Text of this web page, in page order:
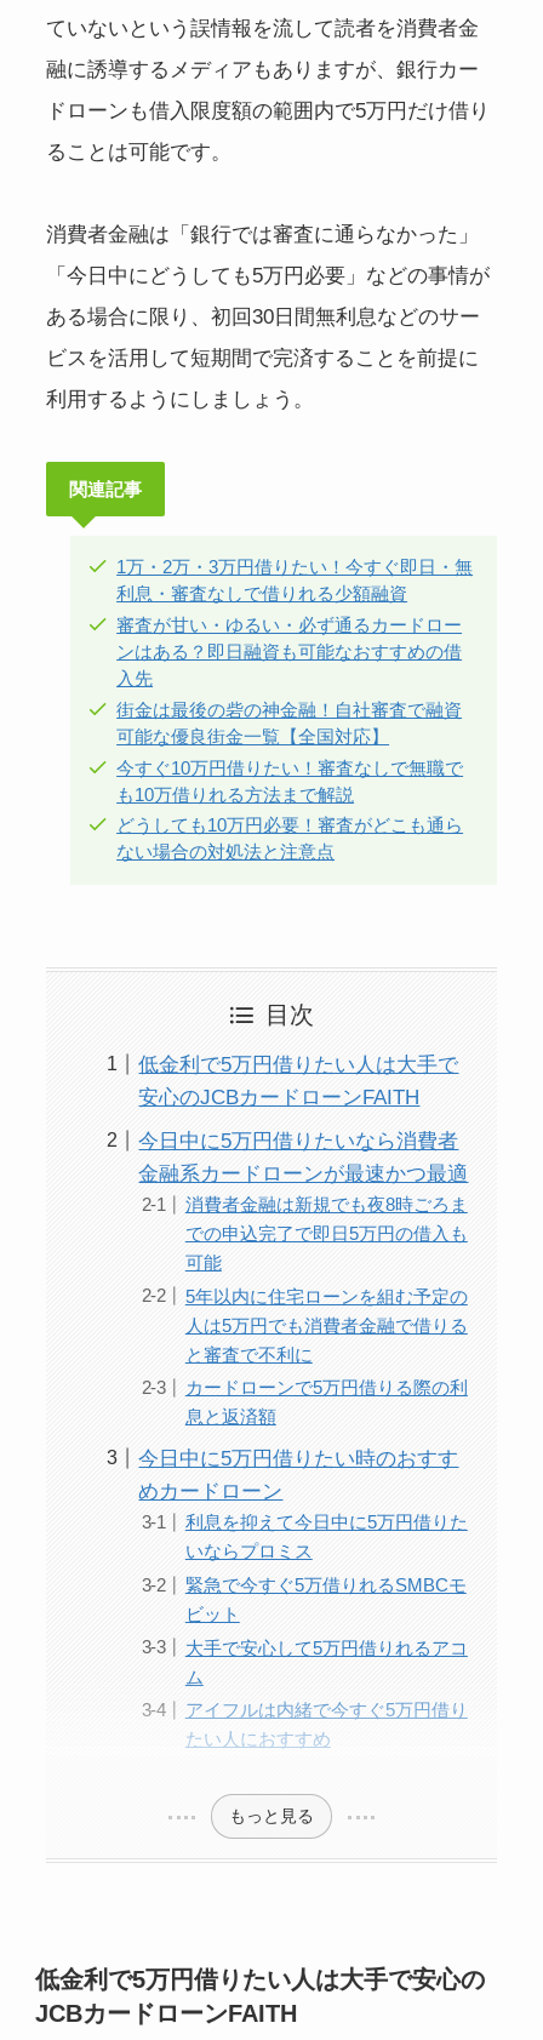
ていないという誤情報を流して読者を消費者金
融に誘導するメディアもありますが、銀行カー
ドローンも借入限度額の範囲内で5万円だけ借り
ることは可能です。
消費者金融は「銀行では審査に通らなかった」
「今日中にどうしても5万円必要」などの事情が
ある場合に限り、初回30日間無利息などのサー
ビスを活用して短期間で完済することを前提に
利用するようにしましょう。
関連記事
1万・2万・3万円借りたい！今すぐ即日・無
利息・審査なしで借りれる少額融資
審査が甘い・ゆるい・必ず通るカードロー
ンはある？即日融資も可能なおすすめの借
入先
街金は最後の砦の神金融！自社審査で融資
可能な優良街金一覧【全国対応】
今すぐ10万円借りたい！審査なしで無職で
も10万借りれる方法まで解説
どうしても10万円必要！審査がどこも通ら
ない場合の対処法と注意点
目次
低金利で5万円借りたい人は大手で
安心のJCBカードローンFAITH
今日中に5万円借りたいなら消費者
金融系カードローンが最速かつ最適
消費者金融は新規でも夜8時ごろま
での申込完了で即日5万円の借入も
可能
5年以内に住宅ローンを組む予定の
人は5万円でも消費者金融で借りる
と審査で不利に
カードローンで5万円借りる際の利
息と返済額
今日中に5万円借りたい時のおすす
めカードローン
利息を抑えて今日中に5万円借りた
いならプロミス
緊急で今すぐ5万借りれるSMBCモ
ビット
大手で安心して5万円借りれるアコ
ム
アイフルは内緒で今すぐ5万円借り
たい人におすすめ
もっと見る
低金利で5万円借りたい人は大手で安心の
JCBカードローンFAITH